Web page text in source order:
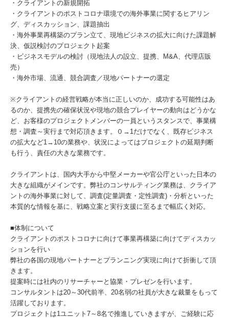
・クライアントの新規開拓
・クライアントのポストコロナ環境での海外事業に関するヒアリン
グ、ディスカッション、課題抽出
・海外事業再構築のプラン立て、現地ビジネスの拡大に向けた課題解
決、仮説検討のプロジェクト起案
・ビジネスモデルの検討（現地法人の設立、提携、M&A、代理店販
売）
・海外市場、流通、競合調査／現地パートナーの選定
※クライアントの経営戦略が本当に正しいのか、成功する可能性はあ
るのか、提携先の確保状況や現地の競合プレイヤーの動向はどうかな
ど、お客様のプロジェクトメンバーの一員というスタンスで、事業構
想・調査～実行まで対応頂きます。０→1だけでなく、既存ビジネス
の拡大など1→10の業務や、状況によってはプロジェクトの延期判断
も行う、責任の大きな業務です。
クライアントは、国内大手から中堅メーカーや官公庁といった日本の
大きな組織がメインです。弊社のコンサルティング業務は、クライア
ントの海外事業に対して、調査(定量調査・定性調査)・分析といった
本質的な情報を基に、戦略立案と実行支援に至るまで幅広く対応。
■体制について
クライアントのポストコロナに向けて事業再構築に向けてディスカッ
ションを行い
弊社の各国の現地パートナーとプランニング実現に向けて折衝して頂
きます。
提案時には社内のリサーチャーと協業・プレゼンを行います。
コンサルタントは20～30代前半、20名弱の社員が大きな裁量をもって
活躍しております。
プロジェクトは1ユニット7～8名で推進していきますが、ご経験に応